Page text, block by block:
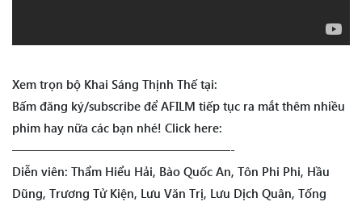
Xem trọn bộ Khai Sáng Thịnh Thế tại:
Bấm đăng ký/subscribe để AFILM tiếp tục ra mắt thêm nhiều
phim hay nữa các bạn nhé! Click here:
——————————————————-
Diễn viên: Thẩm Hiểu Hải, Bào Quốc An, Tôn Phi Phi, Hầu
Dũng, Trương Tử Kiện, Lưu Văn Trị, Lưu Dịch Quân, Tống